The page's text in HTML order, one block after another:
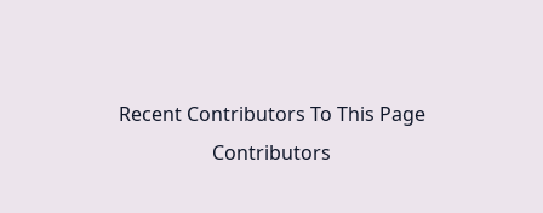
Recent Contributors To This Page
Contributors